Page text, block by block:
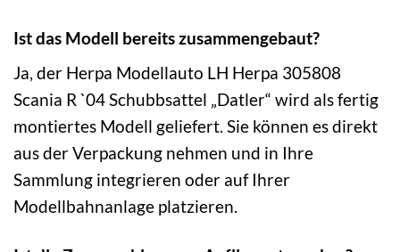
Ist das Modell bereits zusammengebaut?
Ja, der Herpa Modellauto LH Herpa 305808
Scania R `04 Schubbsattel „Datler“ wird als fertig
montiertes Modell geliefert. Sie können es direkt
aus der Verpackung nehmen und in Ihre
Sammlung integrieren oder auf Ihrer
Modellbahnanlage platzieren.